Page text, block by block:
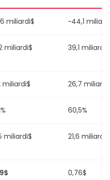
miliardi$ ~44,1
miliardi$ 39,1 miliardi$
miliardi$ 26,7
60,5%
miliardi$ 21,6 miliardi$
0,76$